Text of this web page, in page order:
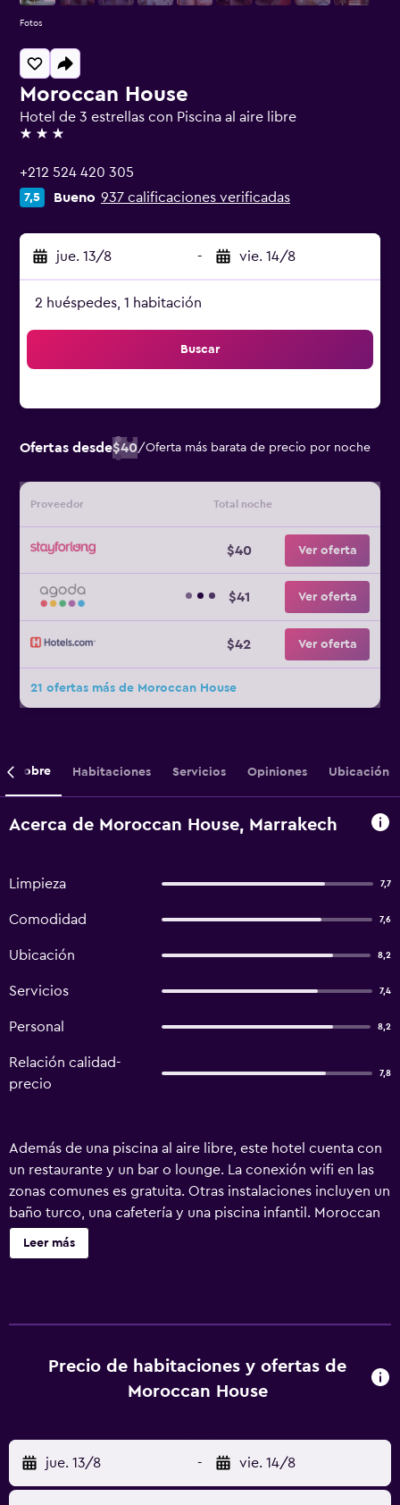
Moroccan House
Hotel de 3 estrellas con Piscina al aire libre
3 estrellas
+212 524 420 305
7,5 Bueno 937 calificaciones verificadas
jue. 13/8 - vie. 14/8
2 huéspedes, 1 habitación
Buscar
Ofertas desde$40/Oferta más barata de precio por noche
Proveedor Total noche
$40 Ver oferta
$41 Ver oferta
$42 Ver oferta
21 ofertas más de Moroccan House
Fotos
Sobre Habitaciones Servicios Opiniones Ubicación
Acerca de Moroccan House, Marrakech
Limpieza 7,7
Comodidad 7,6
Ubicación 8,2
Servicios 7,4
Personal 8,2
Relación calidad-
precio
7,8
Además de una piscina al aire libre, este hotel cuenta con
un restaurante y un bar o lounge. La conexión wifi en las
zonas comunes es gratuita. Otras instalaciones incluyen un
baño turco, una cafetería y una piscina infantil. Moroccan
House Hotel Marrakech ofrece 52 alojamientos con aire
acondicionado, minibar y caja fuerte. Se ofrece una
navegar por la web gracias a nuestro acceso a Internet
wifi gratis. Se ofrece servicio de limpieza todos los días.
turco. Se pueden practicar las actividades de ocio y
esparcimiento que se indican más abajo en las
instalaciones o cerca del alojamiento (es posible que se
Leer más
Precio de habitaciones y ofertas de
Moroccan House
jue. 13/8 - vie. 14/8